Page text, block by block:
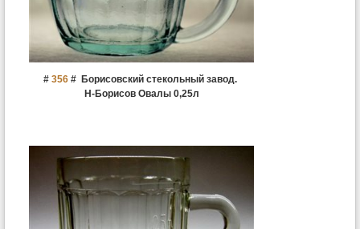
# 356 # Борисовский стекольный завод.
Н-Борисов Овалы 0,25л